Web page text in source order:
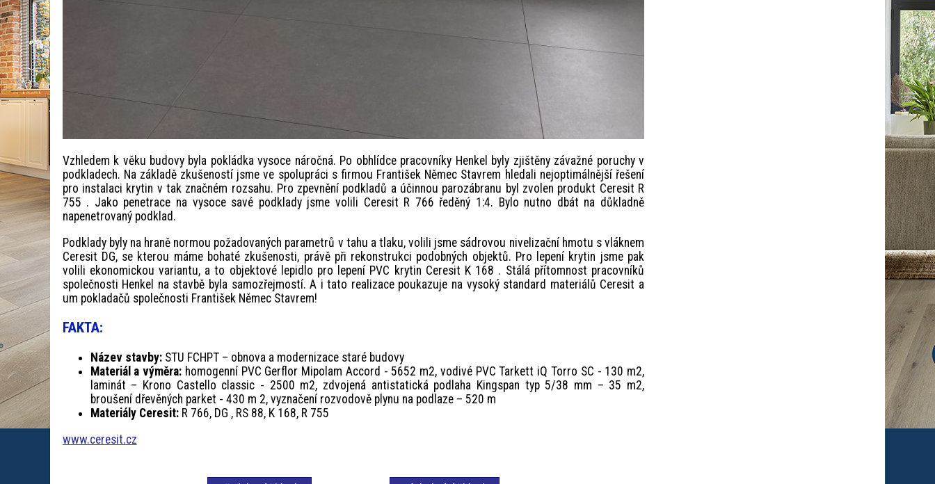
Vzhledem k věku budovy byla pokládka vysoce náročná. Po obhlídce pracovníky Henkel byly zjištěny závažné poruchy v
podkladech. Na základě zkušeností jsme ve spolupráci s firmou František Němec Stavrem hledali nejoptimálnější řešení
pro instalaci krytin v tak značném rozsahu. Pro zpevnění podkladů a účinnou parozábranu byl zvolen produkt Ceresit R
755 . Jako penetrace na vysoce savé podklady jsme volili Ceresit R 766 ředěný 1:4. Bylo nutno dbát na důkladně
napenetrovaný podklad.
Podklady byly na hraně normou požadovaných parametrů v tahu a tlaku, volili jsme sádrovou nivelizační hmotu s vláknem
Ceresit DG, se kterou máme bohaté zkušenosti, právě při rekonstrukci podobných objektů. Pro lepení krytin jsme pak
volili ekonomickou variantu, a to objektové lepidlo pro lepení PVC krytin Ceresit K 168 . Stálá přítomnost pracovníků
společnosti Henkel na stavbě byla samozřejmostí. A i tato realizace poukazuje na vysoký standard materiálů Ceresit a
um pokladačů společnosti František Němec Stavrem!
FAKTA:
Název stavby:STU FCHPT – obnova a modernizace staré budovy
Materiál a výměra: homogenní PVC Gerflor Mipolam Accord - 5652 m2, vodivé PVC Tarkett iQ Torro SC - 130 m2,
laminát – Krono Castello classic - 2500 m2, zdvojená antistatická podlaha Kingspan typ 5/38 mm – 35 m2,
broušení dřevěných parket - 430 m 2, vyznačení rozvodově plynu na podlaze – 520 m
Materiály Ceresit: R 766, DG , RS 88, K 168, R 755
www.ceresit.cz